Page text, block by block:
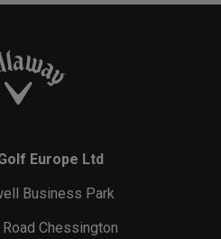
Europe Ltd
Business Park
Chessington